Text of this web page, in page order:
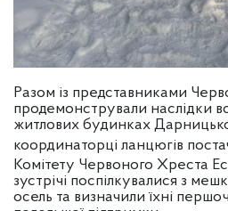
Разом із представниками
продемонстрували наслідки
житлових будинках
координаторці ланцюгів
Комітету Червоного Хреста
зустрічі поспілкувалися з
осель та визначили їхні